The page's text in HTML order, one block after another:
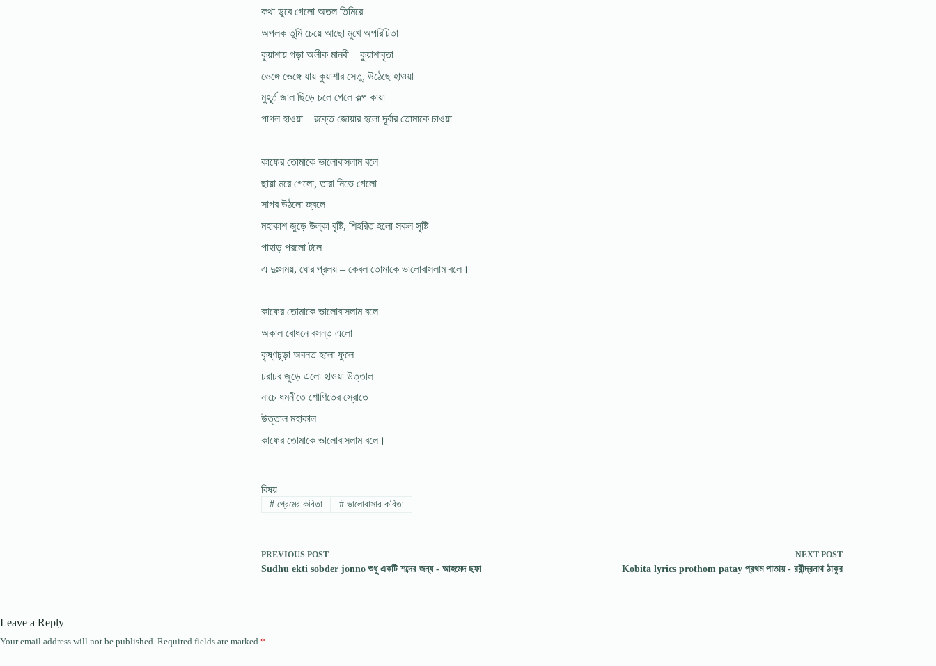
কথা ডুবে গেলো অতল তিমিরে
অপলক তুমি চেয়ে আছো মুখে অপরিচিতা
কুয়াশায় গড়া অলীক মানবী – কুয়াশাবৃতা
ভেঙ্গে ভেঙ্গে যায় কুয়াশার সেতু, উঠেছে হাওয়া
মুহূর্ত জাল ছিড়ে চলে গেলে কল্প কায়া
পাগল হাওয়া – রক্তে জোয়ার হলো দূর্বার তোমাকে চাওয়া
কাফের তোমাকে ভালোবাসলাম বলে
ছায়া মরে গেলো, তারা নিভে গেলো
সাগর উঠলো জ্বলে
মহাকাশ জুড়ে উল্কা বৃষ্টি, শিহরিত হলো সকল সৃষ্টি
পাহাড় পরলো টলে
এ দুঃসময়, ঘোর প্রলয় – কেবল তোমাকে ভালোবাসলাম বলে।
কাফের তোমাকে ভালোবাসলাম বলে
অকাল বোধনে বসন্ত এলো
কৃষ্ণচূড়া অবনত হলো ফুলে
চরাচর জুড়ে এলো হাওয়া উত্তাল
নাচে ধমনীতে শোণিতের স্রোতে
উত্তাল মহাকাল
কাফের তোমাকে ভালোবাসলাম বলে।
বিষয় —
#প্রেমের কবিতা #ভালোবাসার কবিতা
PREVIOUS POST
Sudhu ekti sobder jonno শুধু একটি শব্দের জন্য - আহমেদ ছফা
NEXT POST
Kobita lyrics prothom patay প্রথম পাতায় - রবীন্দ্রনাথ ঠাকুর
Leave a Reply
Your email address will not be published. Required fields are marked *